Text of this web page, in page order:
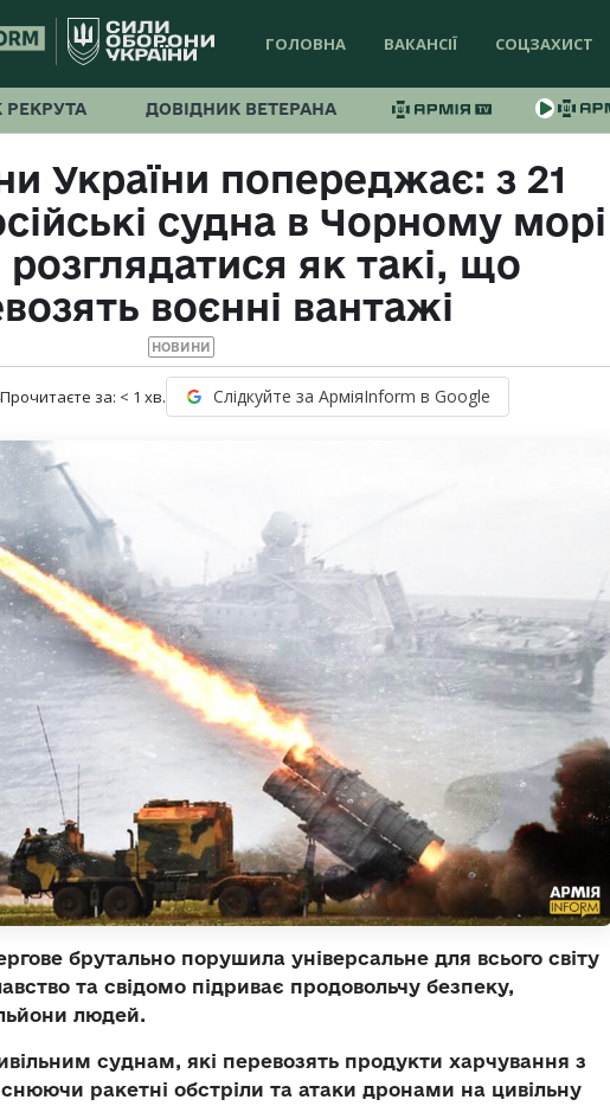
ГОЛОВНА ВАКАНСІЇ СОЦЗАХИСТ
РЕКРУТА ДОВІДНИК ВЕТЕРАНА
України попереджає: з 21
судна в Чорному морі
як такі, що
воєнні вантажі
НОВИНИ
Прочитаєте за: < 1 хв. Слідкуйте за АрміяInform в Google
брутально порушила універсальне для всього світу
та свідомо підриває продовольчу безпеку,
людей.
суднам, які перевозять продукти харчування з
ракетні обстріли та атаки дронами на цивільну